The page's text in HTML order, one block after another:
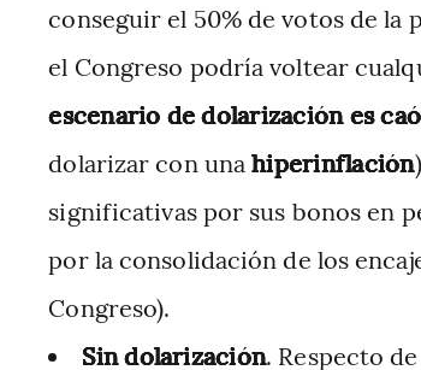
conseguir el 50% de votos de
el Congreso podría voltear
escenario de dolarización es
dolarizar con unahiperinflación
significativas por sus bonos en
por la consolidación de los
Congreso).
Sin dolarización. Respecto